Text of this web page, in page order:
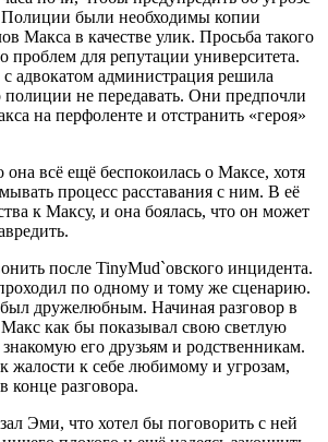
Полиции были необходимы копии
Макса в качестве улик. Просьба такого
проблем для репутации университета.
адвокатом администрация решила
полиции не передавать. Они предпочли
на перфоленте и отстранить «героя»
она всё ещё беспокоилась о Максе, хотя
процесс расставания с ним. В её
к Максу, и она боялась, что он может
после TinyMud`овского инцидента.
по одному и тому же сценарию.
дружелюбным. Начиная разговор в
как бы показывал свою светлую
его друзьям и родственникам.
жалости к себе любимому и угрозам,
конце разговора.
Эми, что хотел бы поговорить с ней